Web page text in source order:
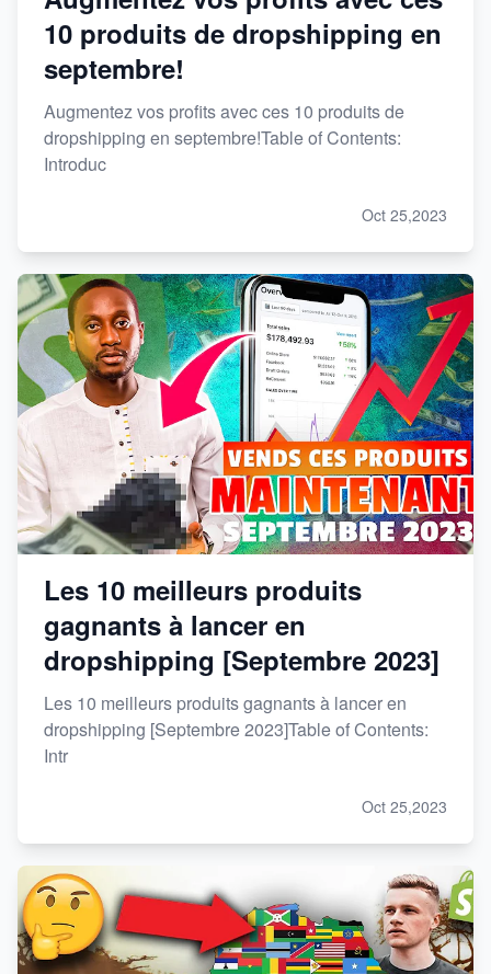
10 produits de dropshipping en
septembre!
Augmentez vos profits avec ces 10 produits de
dropshipping en septembre!Table of Contents:
Introduc
Oct 25,2023
Les 10 meilleurs produits
gagnants à lancer en
dropshipping [Septembre 2023]
Les 10 meilleurs produits gagnants à lancer en
dropshipping [Septembre 2023]Table of Contents:
Intr
Oct 25,2023